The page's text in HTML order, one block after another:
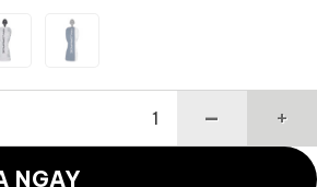
NGAY